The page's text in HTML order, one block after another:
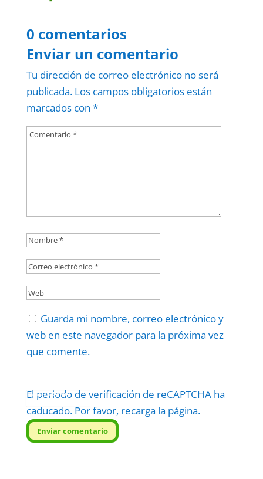
0 comentarios
Enviar un comentario
Tu dirección de correo electrónico no será
publicada. Los campos obligatorios están
marcados con *
Guarda mi nombre, correo electrónico y
web en este navegador para la próxima vez
que comente.
El periodo de verificación de reCAPTCHA ha
caducado. Por favor, recarga la página.
Enviar comentario
Protegidos porreCAPTCHA
Politica–